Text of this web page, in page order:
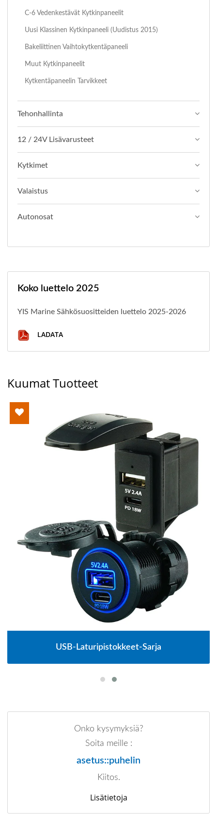
C-6 Vedenkestävät Kytkinpaneelit
Uusi Klassinen Kytkinpaneeli (uudistus 2015)
Bakeliittinen Vaihtokytkentäpaneeli
Muut Kytkinpaneelit
Kytkentäpaneelin Tarvikkeet
Tehonhallinta
12 / 24V Lisävarusteet
Kytkimet
Valaistus
Autonosat
Koko luettelo 2025
YIS Marine Sähkösuositteiden luettelo 2025-2026
LADATA
Kuumat Tuotteet
USB-Laturipistokkeet-Sarja
Onko kysymyksiä?
Soita meille :
asetus::puhelin
Kiitos.
Lisätietoja